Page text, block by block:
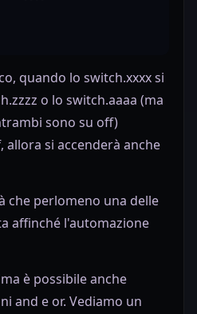
quando lo switch.xxxx si
o lo switch.aaaa (ma
sono su off)
si accenderà anche
che perlomeno una delle
affinché l'automazione
è possibile anche
and e or. Vediamo un